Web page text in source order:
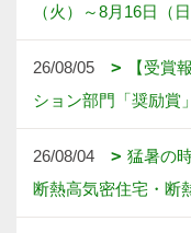
（火）～8月16日（日
26/08/05
【受賞
ション部門「奨励賞
26/08/04
猛暑の
断熱高気密住宅・断